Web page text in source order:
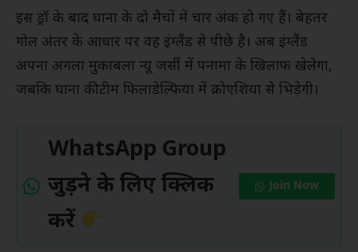
इस ड्रॉ के बाद घाना के दो मैचों में चार अंक हो गए हैं। बेहतर
गोल अंतर के आधार पर वह इंग्लैंड से पीछे है। अब इंग्लैंड
अपना अगला मुकाबला न्यू जर्सी में पनामा के खिलाफ खेलेगा,
जबकि घाना की टीम फिलाडेल्फिया में क्रोएशिया से भिड़ेगी।
WhatsApp Group
जुड़ने के लिए क्लिक
करें
Join Now